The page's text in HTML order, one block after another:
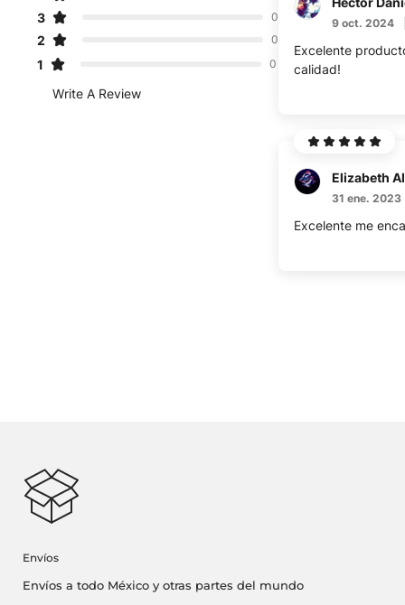
3 0
2 0
1 0
Write A Review
9 oct. 2024
Excelente
calidad!
Elizabeth
31 ene. 2023
Excelente me
Envíos
Envíos a todo México y otras partes del mundo